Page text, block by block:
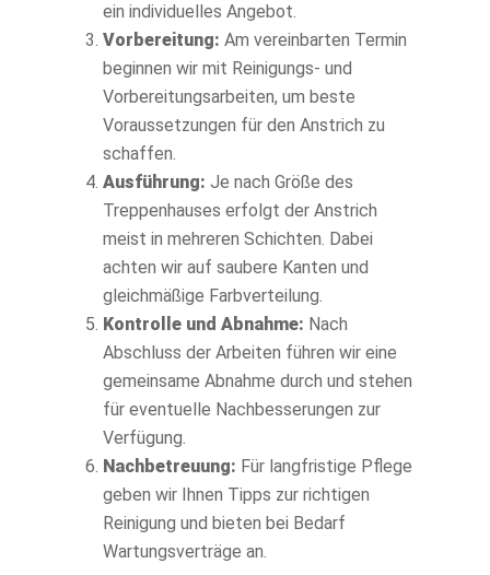
ein individuelles Angebot.
Vorbereitung: Am vereinbarten Termin
beginnen wir mit Reinigungs- und
Vorbereitungsarbeiten, um beste
Voraussetzungen für den Anstrich zu
schaffen.
Ausführung: Je nach Größe des
Treppenhauses erfolgt der Anstrich
meist in mehreren Schichten. Dabei
achten wir auf saubere Kanten und
gleichmäßige Farbverteilung.
Kontrolle und Abnahme: Nach
Abschluss der Arbeiten führen wir eine
gemeinsame Abnahme durch und stehen
für eventuelle Nachbesserungen zur
Verfügung.
Nachbetreuung: Für langfristige Pflege
geben wir Ihnen Tipps zur richtigen
Reinigung und bieten bei Bedarf
Wartungsverträge an.